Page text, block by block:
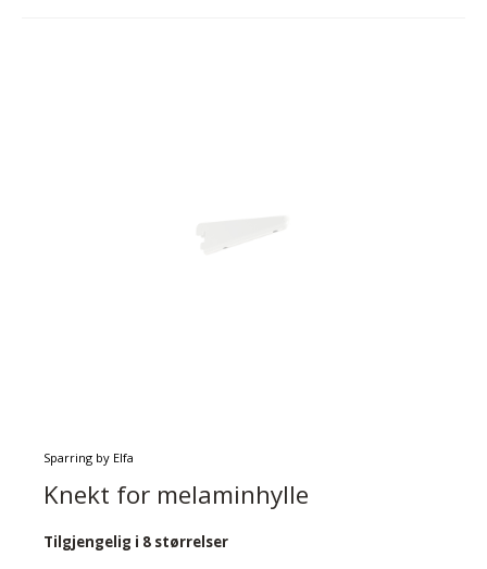
Sparring by Elfa
Knekt for melaminhylle
Tilgjengelig i 8 størrelser